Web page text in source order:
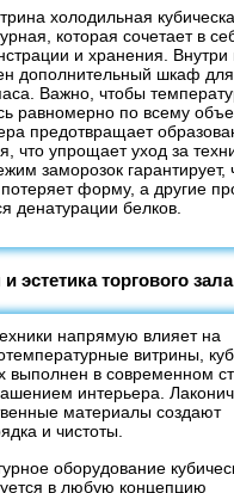
холодильная
которая сочетает в
и хранения. Внутри
дополнительный шкаф для
Важно, чтобы
равномерно по всему
предотвращает
что упрощает уход за
заморозок гарантирует,
форму, а другие
денатурации белков.
эстетика торгового зала
напрямую влияет на
витрины,
выполнен в современном
интерьера.
материалы создают
и чистоты.
оборудование
в любую концепцию